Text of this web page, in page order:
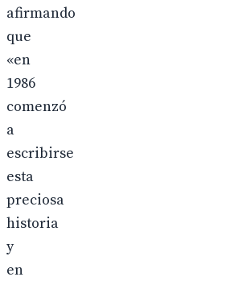
afirmando
que
«en
1986
comenzó
a
escribirse
esta
preciosa
historia
y
en